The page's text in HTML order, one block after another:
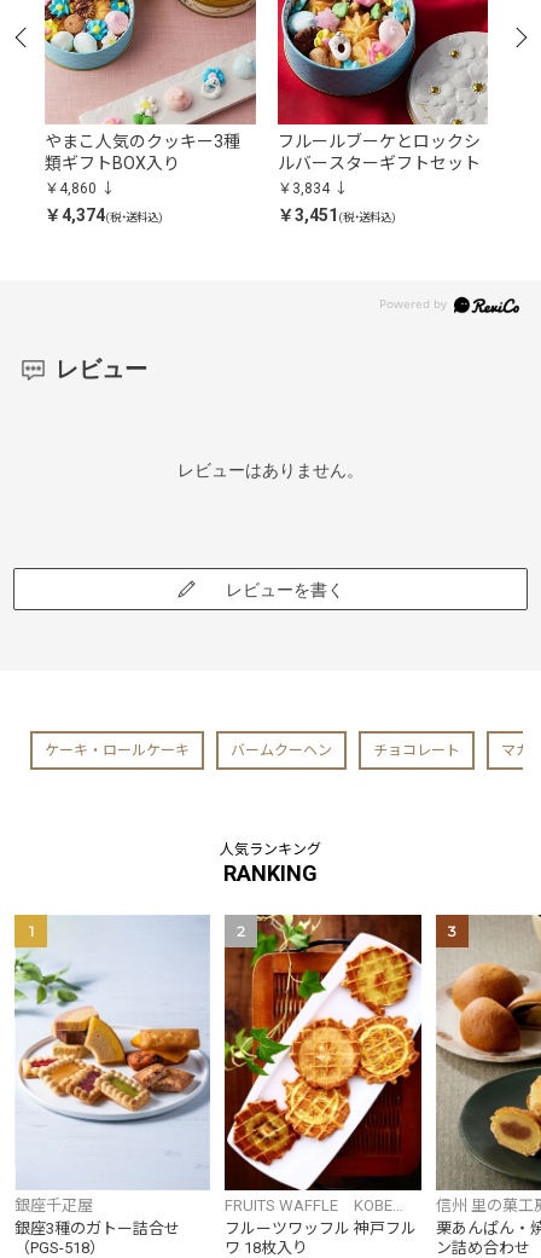
やまこ人気のクッキー3種
類ギフトBOX入り
￥4,860
￥4,374(税・送料込)
フルールブーケとロックシ
ルバースターギフトセット
￥3,834
￥3,451 (税・送料込)
レビュー
レビューはありません。
レビューを書く
ケーキ・ロールケーキ バームクーヘン チョコレート マカ
人気ランキング
RANKING
1
銀座千疋屋
銀座3種のガトー詰合せ
（PGS-518）
2
FRUITS WAFFLE KOBE
FRUWA
フルーツワッフル 神戸フル
ワ 18枚入り
3
信州 里の菓工
栗あんぱん・
ン詰め合わせ